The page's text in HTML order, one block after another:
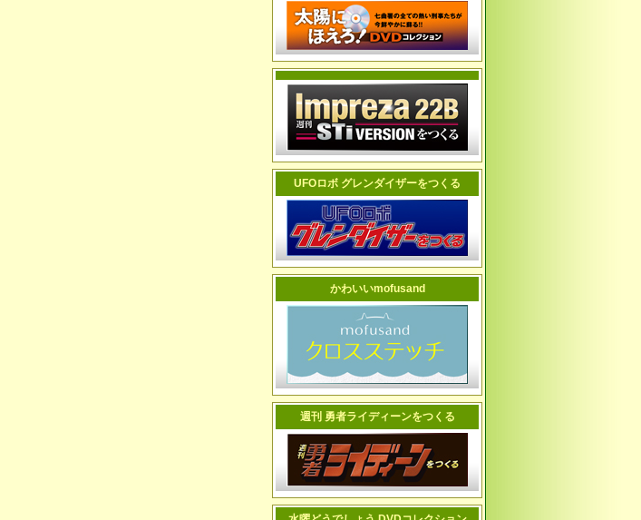
UFOロボ グレンダイザーをつくる
かわいいmofusand
週刊 勇者ライディーンをつくる